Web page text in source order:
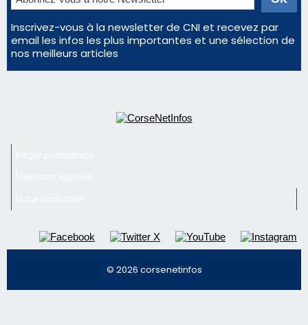
Inscrivez-vous à la newsletter de CNI et recevez par
email les infos les plus importantes et une sélection de
nos meilleurs articles
© 2026 corsenetinfos